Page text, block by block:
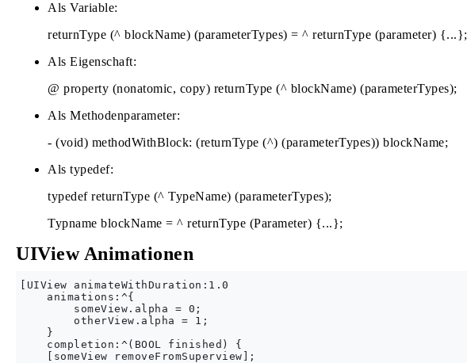
Als Variable:
returnType (^ blockName) (parameterTypes) = ^ returnType (parameter) {...};
Als Eigenschaft:
@ property (nonatomic, copy) returnType (^ blockName) (parameterTypes);
Als Methodenparameter:
- (void) methodWithBlock: (returnType (^) (parameterTypes)) blockName;
Als typedef:
typedef returnType (^ TypeName) (parameterTypes);
Typname blockName = ^ returnType (Parameter) {...};
UIView Animationen
[UIView animateWithDuration:1.0
    animations:^{
        someView.alpha = 0;
        otherView.alpha = 1;
    }
    completion:^(BOOL finished) {
    [someView removeFromSuperview];